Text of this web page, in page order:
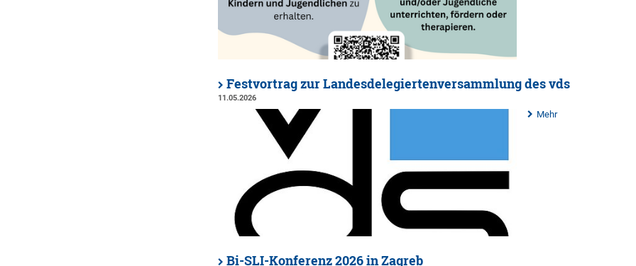
Festvortrag zur Landesdelegiertenversammlung des vds
11.05.2026
Mehr
Bi-SLI-Konferenz 2026 in Zagreb